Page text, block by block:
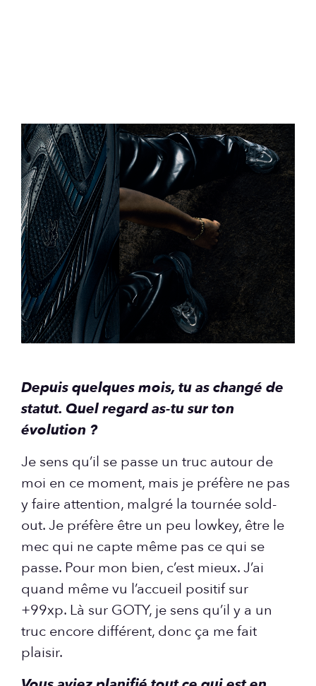
Depuis quelques mois, tu as changé de
statut. Quel regard as-tu sur ton
évolution ?
Je sens qu’il se passe un truc autour de
moi en ce moment, mais je préfère ne pas
y faire attention, malgré la tournée sold-
out. Je préfère être un peu lowkey, être le
mec qui ne capte même pas ce qui se
passe. Pour mon bien, c’est mieux. J’ai
quand même vu l’accueil positif sur
+99xp. Là sur GOTY, je sens qu’il y a un
truc encore différent, donc ça me fait
plaisir.